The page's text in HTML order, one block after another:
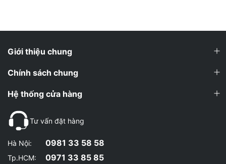
Giới thiệu chung
Chính sách chung
Hệ thống cửa hàng
Tư vấn đặt hàng
Hà Nội: 0981 33 58 58
Tp.HCM: 0971 33 85 85